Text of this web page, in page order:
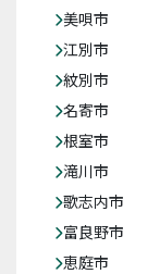
美唄市
江別市
紋別市
名寄市
根室市
滝川市
歌志内市
富良野市
恵庭市